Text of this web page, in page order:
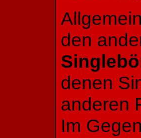
den
denen
anderen
Im